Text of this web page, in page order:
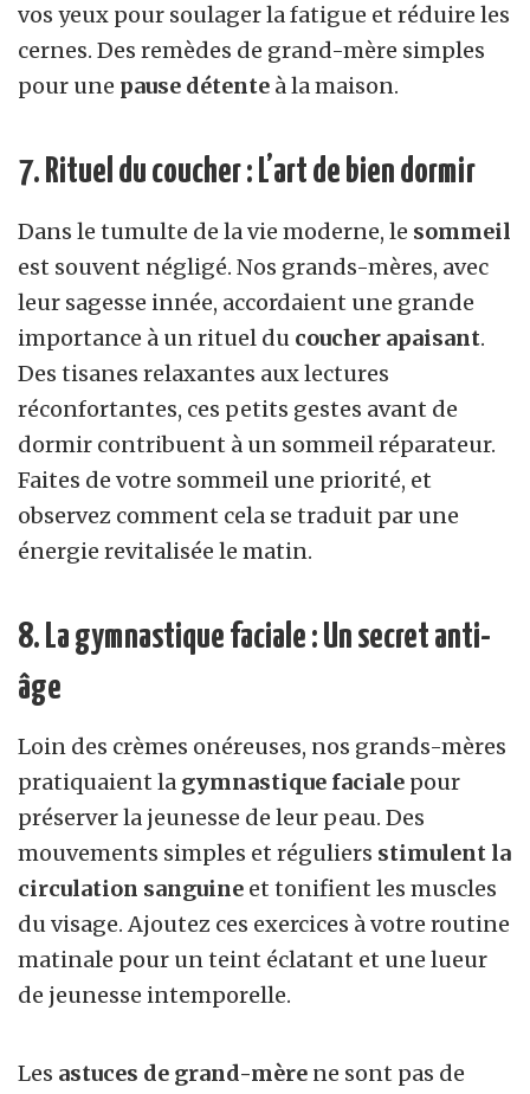
vos yeux pour soulager la fatigue et réduire les
cernes. Des remèdes de grand-mère simples
pour une pause détente à la maison.
7. Rituel du coucher : L’art de bien dormir
Dans le tumulte de la vie moderne, le sommeil
est souvent négligé. Nos grands-mères, avec
leur sagesse innée, accordaient une grande
importance à un rituel du coucher apaisant.
Des tisanes relaxantes aux lectures
réconfortantes, ces petits gestes avant de
dormir contribuent à un sommeil réparateur.
Faites de votre sommeil une priorité, et
observez comment cela se traduit par une
énergie revitalisée le matin.
8. La gymnastique faciale : Un secret anti-
âge
Loin des crèmes onéreuses, nos grands-mères
pratiquaient la gymnastique faciale pour
préserver la jeunesse de leur peau. Des
mouvements simples et réguliers stimulent la
circulation sanguine et tonifient les muscles
du visage. Ajoutez ces exercices à votre routine
matinale pour un teint éclatant et une lueur
de jeunesse intemporelle.
Les astuces de grand-mère ne sont pas de